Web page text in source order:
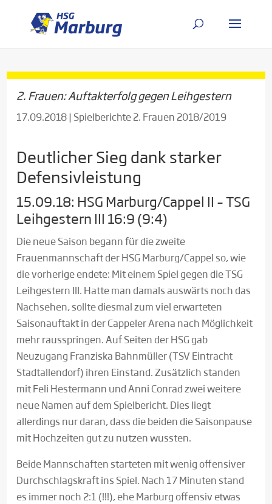
2. Frauen: Auftakterfolg gegen Leihgestern
17.09.2018| Spielberichte 2. Frauen 2018/2019
Deutlicher Sieg dank starker
Defensivleistung
15.09.18: HSG Marburg/Cappel II – TSG
Leihgestern III 16:9 (9:4)
Die neue Saison begann für die zweite
Frauenmannschaft der HSG Marburg/Cappel so, wie
die vorherige endete: Mit einem Spiel gegen die TSG
Leihgestern III. Hatte man damals auswärts noch das
Nachsehen, sollte diesmal zum viel erwarteten
Saisonauftakt in der Cappeler Arena nach Möglichkeit
mehr rausspringen. Auf Seiten der HSG gab
Neuzugang Franziska Bahnmüller (TSV Eintracht
Stadtallendorf) ihren Einstand. Zusätzlich standen
mit Feli Hestermann und Anni Conrad zwei weitere
neue Namen auf dem Spielbericht. Dies liegt
allerdings nur daran, dass die beiden die Saisonpause
mit Hochzeiten gut zu nutzen wussten.
Beide Mannschaften starteten mit wenig offensiver
Durchschlagskraft ins Spiel. Nach 17 Minuten stand
es immer noch 2:1 (!!!), ehe Marburg offensiv etwas